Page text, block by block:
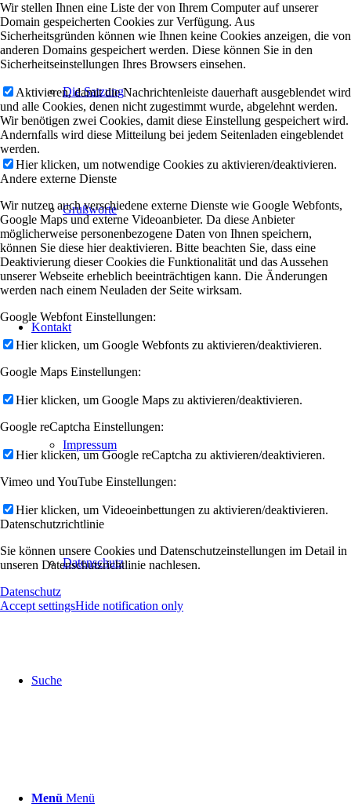
Die Satzung
Grußworte
Kontakt
Impressum
Datenschutz
Suche
Menü Menü
Wir stellen Ihnen eine Liste der von Ihrem Computer auf unserer
Domain gespeicherten Cookies zur Verfügung. Aus
Sicherheitsgründen können wie Ihnen keine Cookies anzeigen, die von
anderen Domains gespeichert werden. Diese können Sie in den
Sicherheitseinstellungen Ihres Browsers einsehen.
Aktivieren, damit die Nachrichtenleiste dauerhaft ausgeblendet wird
und alle Cookies, denen nicht zugestimmt wurde, abgelehnt werden.
Wir benötigen zwei Cookies, damit diese Einstellung gespeichert wird.
Andernfalls wird diese Mitteilung bei jedem Seitenladen eingeblendet
werden.
Hier klicken, um notwendige Cookies zu aktivieren/deaktivieren.
Andere externe Dienste
Wir nutzen auch verschiedene externe Dienste wie Google Webfonts,
Google Maps und externe Videoanbieter. Da diese Anbieter
möglicherweise personenbezogene Daten von Ihnen speichern,
können Sie diese hier deaktivieren. Bitte beachten Sie, dass eine
Deaktivierung dieser Cookies die Funktionalität und das Aussehen
unserer Webseite erheblich beeinträchtigen kann. Die Änderungen
werden nach einem Neuladen der Seite wirksam.
Google Webfont Einstellungen:
Hier klicken, um Google Webfonts zu aktivieren/deaktivieren.
Google Maps Einstellungen:
Hier klicken, um Google Maps zu aktivieren/deaktivieren.
Google reCaptcha Einstellungen:
Hier klicken, um Google reCaptcha zu aktivieren/deaktivieren.
Vimeo und YouTube Einstellungen:
Hier klicken, um Videoeinbettungen zu aktivieren/deaktivieren.
Datenschutzrichtlinie
Sie können unsere Cookies und Datenschutzeinstellungen im Detail in
unseren Datenschutzrichtlinie nachlesen.
Datenschutz
Accept settingsHide notification only